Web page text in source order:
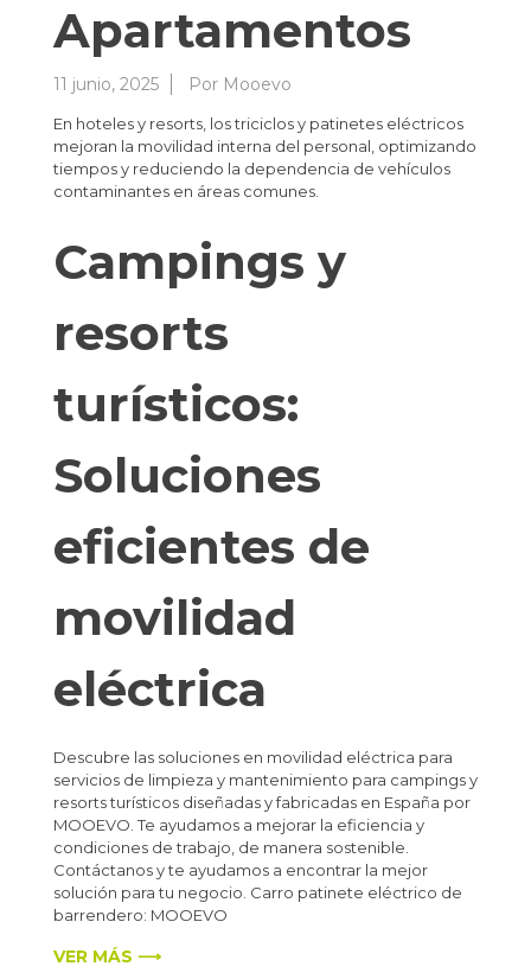
Apartamentos
11 junio, 2025 Por Mooevo
En hoteles y resorts, los triciclos y patinetes eléctricos
mejoran la movilidad interna del personal, optimizando
tiempos y reduciendo la dependencia de vehículos
contaminantes en áreas comunes.
Campings y
resorts
turísticos:
Soluciones
eficientes de
movilidad
eléctrica
Descubre las soluciones en movilidad eléctrica para
servicios de limpieza y mantenimiento para campings y
resorts turísticos diseñadas y fabricadas en España por
MOOEVO. Te ayudamos a mejorar la eficiencia y
condiciones de trabajo, de manera sostenible.
Contáctanos y te ayudamos a encontrar la mejor
solución para tu negocio. Carro patinete eléctrico de
barrendero: MOOEVO
VER MÁS ⟶